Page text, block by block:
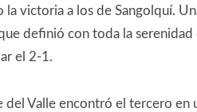
victoria a los de Sangolquí.
definió con toda la
el 2-1.
Valle encontró el tercero en